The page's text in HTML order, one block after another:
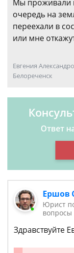
Мы проживали
очередь на
переехали в
или мне
Евгения
Белореченск
Ответ
Ершов
Юрист
вопросы
Здравствуйте